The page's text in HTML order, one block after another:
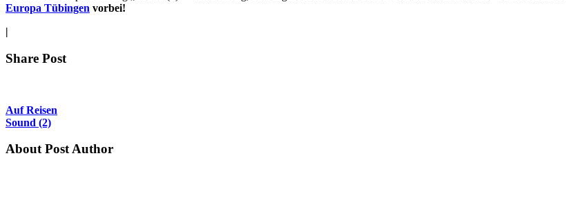
Europa Tübingen vorbei!
|
Share Post
Auf Reisen
Sound (2)
About Post Author